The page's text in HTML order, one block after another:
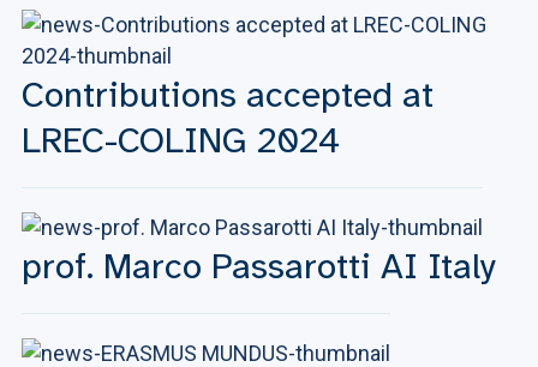
Contributions accepted at
LREC-COLING 2024
prof. Marco Passarotti AI Italy